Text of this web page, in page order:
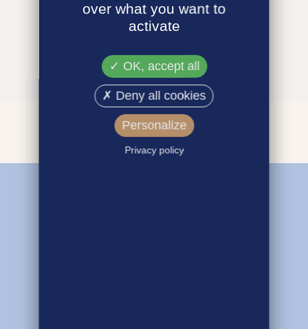
over what you want to
activate
OK, accept all
Deny all cookies
Personalize
Privacy policy